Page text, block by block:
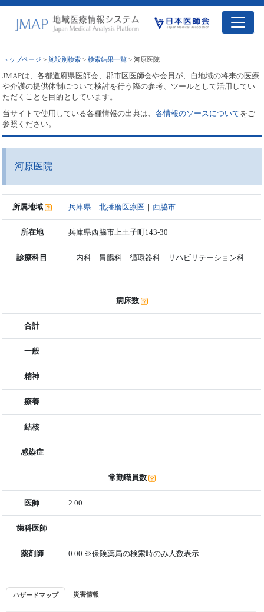
トップページ >施設別検索 >検索結果一覧 > 河原医院
JMAPは、各都道府県医師会、郡市区医師会や会員が、自地域の将来の医療
や介護の提供体制について検討を行う際の参考、ツールとして活用してい
ただくことを目的としています。
当サイトで使用している各種情報の出典は、各情報のソースについてをご
参照ください。
河原医院
所属地域 兵庫県 ｜北播磨医療圏 ｜西脇市
所在地 兵庫県西脇市上王子町143-30
診療科目 内科 胃腸科 循環器科 リハビリテーション科
病床数
合計
一般
精神
療養
結核
感染症
常勤職員数
医師 2.00
歯科医師
薬剤師 0.00 ※保険薬局の検索時のみ人数表示
ハザードマップ 災害情報